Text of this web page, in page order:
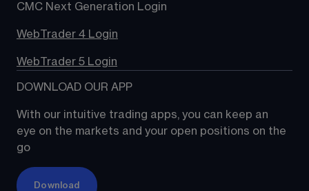
CMC Next Generation Login
WebTrader 4 Login
WebTrader 5 Login
DOWNLOAD OUR APP
With our intuitive trading apps, you can keep an
eye on the markets and your open positions on the
go
Download